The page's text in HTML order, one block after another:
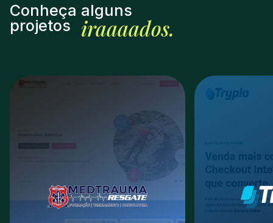
Conheça alguns
projetos
iraaaados.